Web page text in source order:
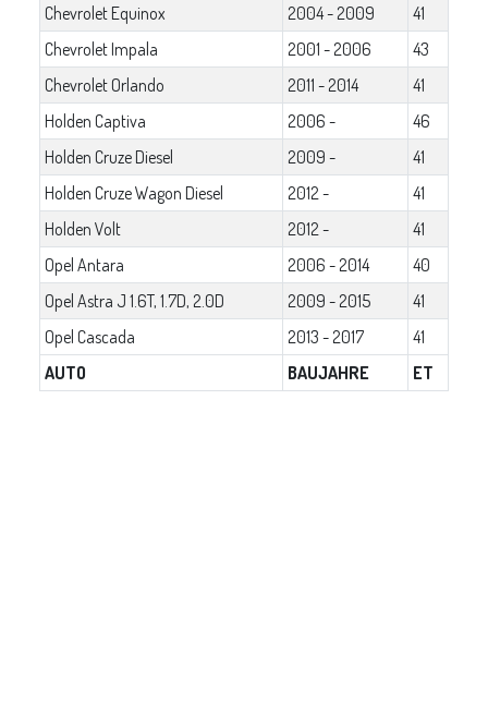
Chevrolet Equinox
2004 - 2009
41
Chevrolet Impala
2001 - 2006
43
Chevrolet Orlando
2011 - 2014
41
Holden Captiva
2006 -
46
Holden Cruze Diesel
2009 -
41
Holden Cruze Wagon Diesel
2012 -
41
Holden Volt
2012 -
41
Opel Antara
2006 - 2014
40
Opel Astra J 1.6T, 1.7D, 2.0D
2009 - 2015
41
Opel Cascada
2013 - 2017
41
AUTO
BAUJAHRE ET